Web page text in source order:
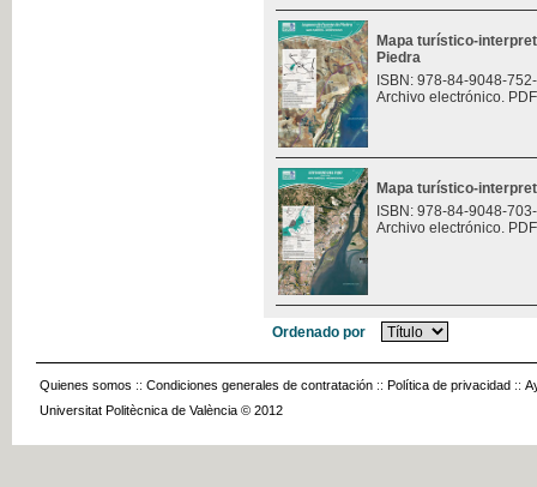
Mapa turístico-
Piedra
ISBN: 978-84-9048-
Archivo electrónico.
Mapa turístico-
ISBN: 978-84-9048-
Archivo electrónico.
Ordenado por
Quienes somos :: Condiciones generales de contratación :: Política de privacidad ::
Universitat Politècnica de València © 2012